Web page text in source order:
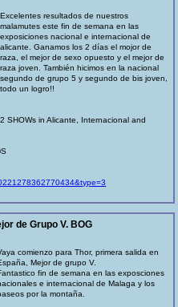
Excelentes resultados de nuestros
malamutes este fin de semana en las
exposiciones nacional e internacional de
alicante. Ganamos los 2 días el mojor de
raza, el mejor de sexo opuesto y el mejor de
raza joven. También hicimos en la nacional
segundo de grupo 5 y segundo de bis joven,
todo un logro!!
2 SHOWs in Alicante, Internacional and
de Grupo V. BOG
comienzo para Thor, primera salida en
Mejor de grupo V.
fin de semana en las exposciones
e internacional de Malaga y los
por la montaña.